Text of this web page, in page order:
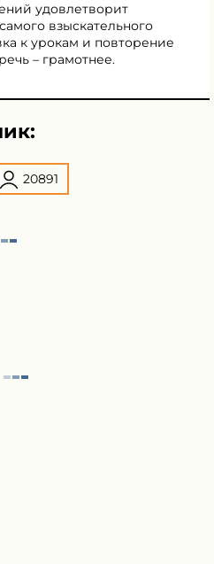
удовлетворит
взыскательного
к урокам и повторение
– грамотнее.
20891